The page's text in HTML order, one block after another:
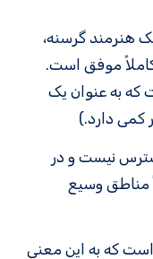
هنرمند گرسنه،
موفق است.
به عنوان یک
کمی دارد.)
نیست و در
مناطق وسیع
که به این معنی